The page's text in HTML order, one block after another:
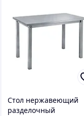
Стол нержавеющий
разделочный